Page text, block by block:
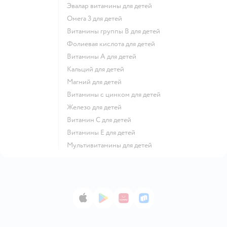
Эвалар витамины для детей
Омега 3 для детей
Витамины группы В для детей
Фолиевая кислота для детей
Витамины А для детей
Кальций для детей
Магний для детей
Витамины с цинком для детей
Железо для детей
Витамин С для детей
Витамины Е для детей
Мультивитамины для детей
App StoreGoogle Play
AppGallery
RuStore